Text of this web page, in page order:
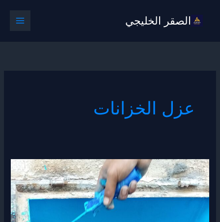
الصقر الخليجي
عزل الخزانات
عزل
خزانات
بمكة
0539379390